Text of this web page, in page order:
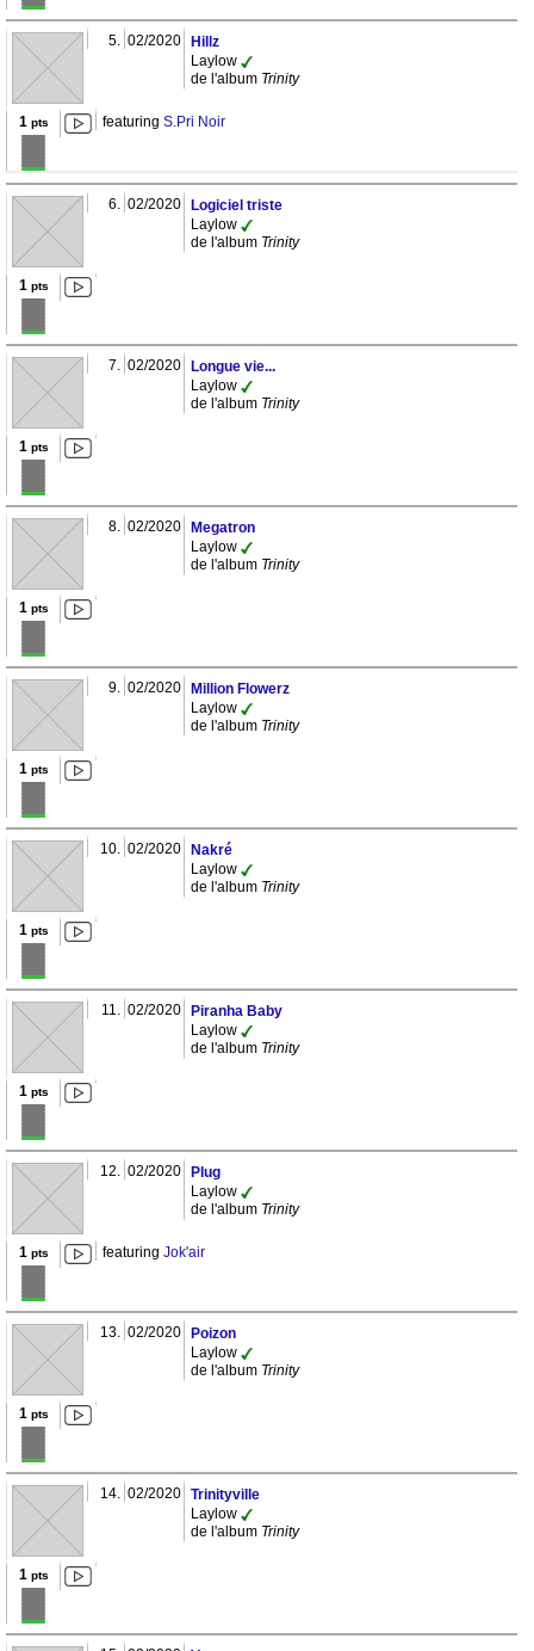
5. 02/2020
Hillz
Laylow
de l'album Trinity
1 pts featuring S.Pri Noir
6. 02/2020
Logiciel triste
Laylow
de l'album Trinity
1 pts
7. 02/2020
Longue vie...
Laylow
de l'album Trinity
1 pts
8. 02/2020
Megatron
Laylow
de l'album Trinity
1 pts
9. 02/2020
Million Flowerz
Laylow
de l'album Trinity
1 pts
10. 02/2020
Nakré
Laylow
de l'album Trinity
1 pts
11. 02/2020
Piranha Baby
Laylow
de l'album Trinity
1 pts
12. 02/2020
Plug
Laylow
de l'album Trinity
1 pts featuring Jok'air
13. 02/2020
Poizon
Laylow
de l'album Trinity
1 pts
14. 02/2020 Trinityville
Laylow
de l'album Trinity
1 pts